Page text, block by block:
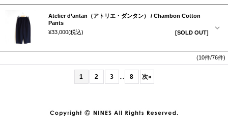
Atelier d’antan（アトリエ・ダンタン） / Chambon Cotton
Pants
¥33,000(税込) [SOLD OUT]
(10件/76件)
1 2 3 8 次»